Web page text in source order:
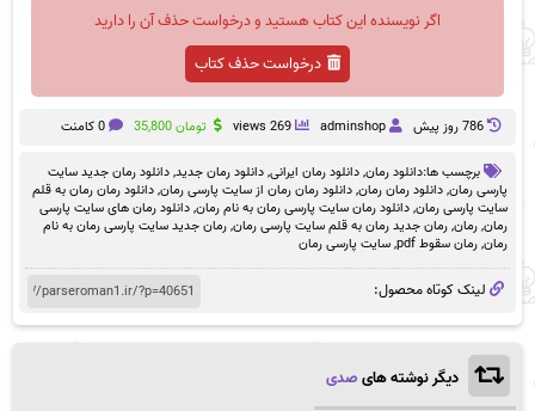
اگر نویسنده این کتاب هستید و درخواست حذف آن را دارید
درخواست حذف کتاب
786 روز پيش adminshop
269 views تومان35,800 0 کامنت
برچسب ها:دانلود رمان,دانلود رمان ایرانی,دانلود رمان جدید,دانلود رمان جدید سایت
پارسی رمان,دانلود رمان رمان,دانلود رمان رمان از سایت پارسی رمان,دانلود رمان رمان به قلم
سایت پارسی رمان,دانلود رمان سایت پارسی رمان به نام رمان,دانلود رمان های سایت پارسی
رمان,رمان,رمان جدید رمان به قلم سایت پارسی رمان,رمان جدید سایت پارسی رمان به نام
رمان,رمان سقوط pdf ,سایت پارسی رمان
لینک کوتاه محصول:
دیگر نوشته هایصدی